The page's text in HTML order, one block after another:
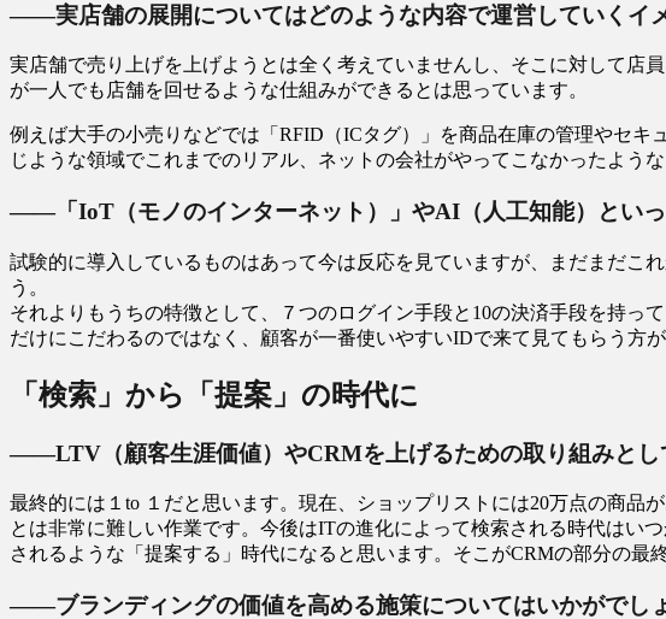
――実店舗の展開についてはどのような内容で運営していくイ
実店舗で売り上げを上げようとは全く考えていませんし、そこに対して店
が一人でも店舗を回せるような仕組みができるとは思っています。
例えば大手の小売りなどでは「RFID（ICタグ）」を商品在庫の管理やセ
じような領域でこれまでのリアル、ネットの会社がやってこなかったよう
――「IoT（モノのインターネット）」やAI（人工知能）といっ
試験的に導入しているものはあって今は反応を見ていますが、まだまだこ
う。
それよりもうちの特徴として、７つのログイン手段と10の決済手段を持
だけにこだわるのではなく、顧客が一番使いやすいIDで来て見てもらう方
「検索」から「提案」の時代に
――LTV（顧客生涯価値）やCRMを上げるための取り組みとし
最終的には１to １だと思います。現在、ショップリストには20万点の商品
とは非常に難しい作業です。今後はITの進化によって検索される時代はい
されるような「提案する」時代になると思います。そこがCRMの部分の最
――ブランディングの価値を高める施策についてはいかがでしょ